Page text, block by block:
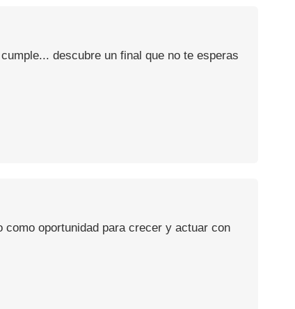
descubre un final que no te esperas
oportunidad para crecer y actuar con